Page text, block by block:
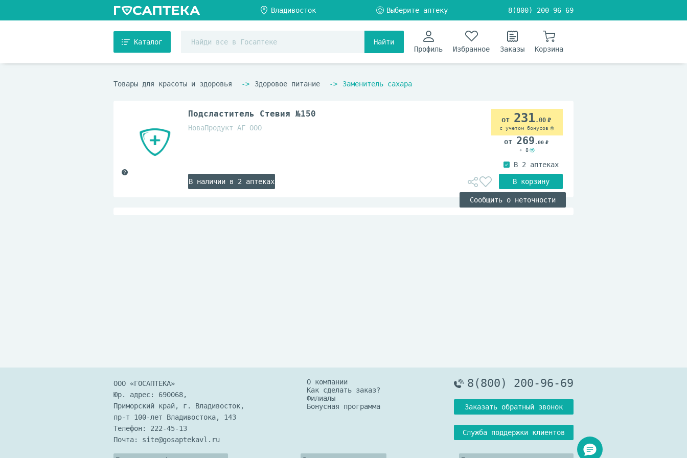
8(800) 200-96-69
Каталог
Найти
Профиль
Избранное Заказы Корзина
Товары для красоты и здоровья Здоровое питание Заменитель сахара
Подсластитель Стевия №150
НоваПродукт АГ ООО
В наличии в 2 аптеках
231.00
с учетом бонусов
269 .00
+ 8
Сообщить о неточности
ООО «ГОСАПТЕКА»
Юр. адрес: 690068,
Приморский край, г. Владивосток,
пр-т 100-лет Владивостока, 143
Телефон: 222-45-13
Почта: site@gosaptekavl.ru
О компании
Как сделать заказ?
Филиалы
Бонусная программа
8(800) 200-96-69
Заказать обратный звонок
Служба поддержки клиентов